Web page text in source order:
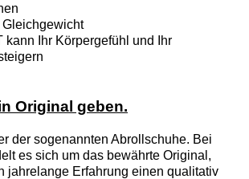
kann Ihr Körpergefühl und Ihr
Original geben.
der sogenannten Abrollschuhe. Bei
es sich um das bewährte Original,
jahrelange Erfahrung einen qualitativ